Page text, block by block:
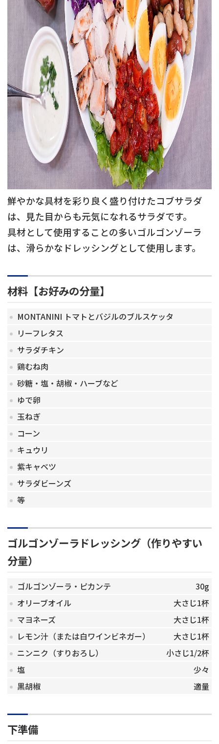
鮮やかな具材を彩り良く盛り付けたコブサラダ
は、見た目からも元気になれるサラダです。
具材として使用することの多いゴルゴンゾーラ
は、滑らかなドレッシングとして使用します。
材料【お好みの分量】
MONTANINI トマトとバジルのブルスケッタ
リーフレタス
サラダチキン
鶏むね肉
砂糖・塩・胡椒・ハーブなど
ゆで卵
玉ねぎ
コーン
キュウリ
紫キャベツ
サラダビーンズ
等
ゴルゴンゾーラドレッシング（作りやすい
分量）
ゴルゴンゾーラ・ピカンテ
30g
オリーブオイル
大さじ1杯
マヨネーズ
大さじ1杯
レモン汁（または白ワインビネガー）
大さじ1杯
ニンニク（すりおろし）
小さじ1/2杯
塩
少々
黒胡椒
適量
下準備